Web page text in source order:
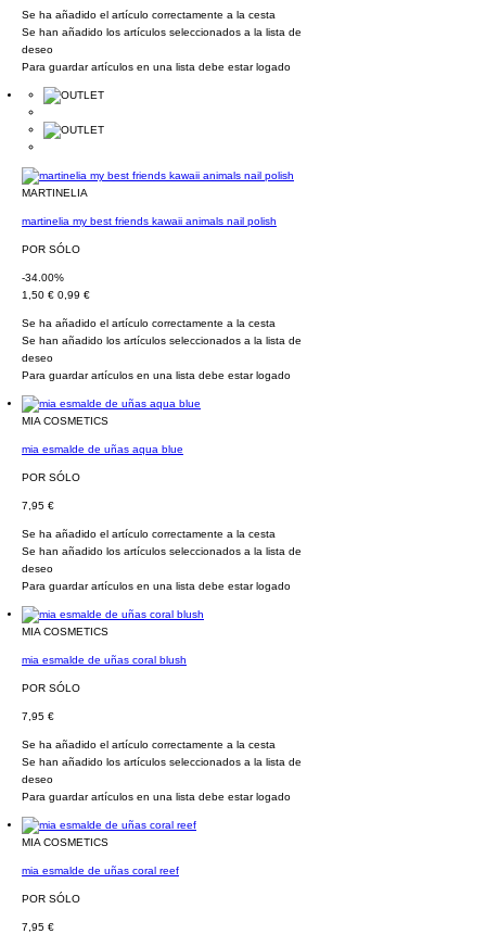
Se ha añadido el artículo correctamente a la cesta
Se han añadido los artículos seleccionados a la lista de
deseo
Para guardar artículos en una lista debe estar logado
MARTINELIA
martinelia my best friends kawaii animals nail polish
POR SÓLO
-34.00%
1,50 € 0,99 €
Se ha añadido el artículo correctamente a la cesta
Se han añadido los artículos seleccionados a la lista de
deseo
Para guardar artículos en una lista debe estar logado
MIA COSMETICS
mia esmalde de uñas aqua blue
POR SÓLO
7,95 €
Se ha añadido el artículo correctamente a la cesta
Se han añadido los artículos seleccionados a la lista de
deseo
Para guardar artículos en una lista debe estar logado
MIA COSMETICS
mia esmalde de uñas coral blush
POR SÓLO
7,95 €
Se ha añadido el artículo correctamente a la cesta
Se han añadido los artículos seleccionados a la lista de
deseo
Para guardar artículos en una lista debe estar logado
MIA COSMETICS
mia esmalde de uñas coral reef
POR SÓLO
7,95 €